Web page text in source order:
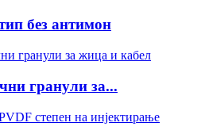
без антимон
гранули за...